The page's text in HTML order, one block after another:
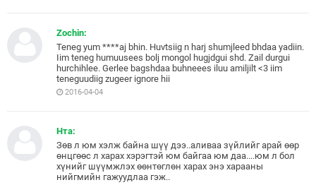
Zochin:
Teneg yum ****aj bhin. Huvtsiig n harj shumjleed bhdaa yadiin.
Iim teneg humuusees bolj mongol hugjdgui shd. Zail durgui
hurchihlee. Gerlee bagshdaa buhneees iluu amiljilt <3 iim
teneguudiig zugeer ignore hii
2016-04-04
Нта:
Зөв л юм хэлж байна шүү дээ..аливаа зүйлийг арай өөр
өнцгөөс л харах хэрэгтэй юм байгаа юм даа....юм л бол
хүнийг шүүмжлэх өөнтөглөн харах энэ харааны
нийгмийн гажуудлаа гэж..